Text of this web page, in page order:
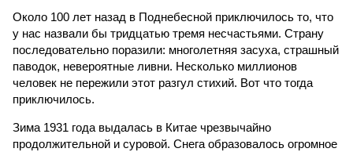
Около 100 лет назад в Поднебесной приключилось то, что
у нас назвали бы тридцатью тремя несчастьями. Страну
последовательно поразили: многолетняя засуха, страшный
паводок, невероятные ливни. Несколько миллионов
человек не пережили этот разгул стихий. Вот что тогда
приключилось.
Зима 1931 года выдалась в Китае чрезвычайно
продолжительной и суровой. Снега образовалось огромное